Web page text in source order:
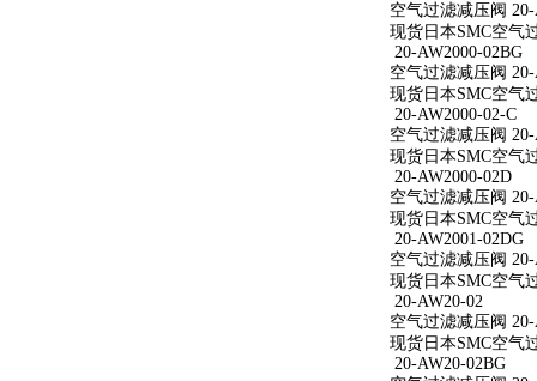
空气过滤减压阀 20-
现货日本SMC空气
20-AW2000-02BG
空气过滤减压阀 20-
现货日本SMC空气
20-AW2000-02-C
空气过滤减压阀 20-
现货日本SMC空气
20-AW2000-02D
空气过滤减压阀 20-
现货日本SMC空气
20-AW2001-02DG
空气过滤减压阀 20-
现货日本SMC空气
20-AW20-02
空气过滤减压阀 20-
现货日本SMC空气
20-AW20-02BG